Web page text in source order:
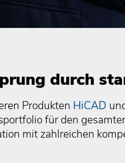
durch
Produkten HiCAD
für den
mit zahlreichen